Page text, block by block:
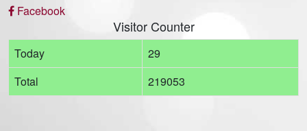
Facebook
Visitor Counter
Today
29
Total
219053